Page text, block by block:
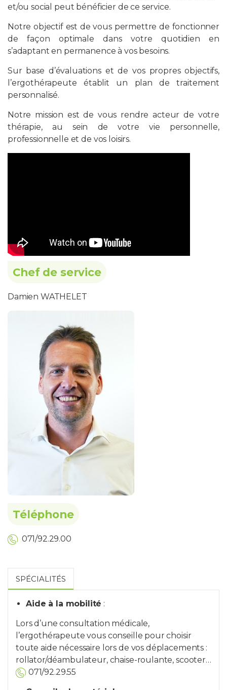
et/ou social peut bénéficier de ce service.
Notre objectif est de vous permettre de fonctionner
de façon optimale dans votre quotidien en
s’adaptant en permanence à vos besoins.
Sur base d’évaluations et de vos propres objectifs,
l’ergothérapeute établit un plan de traitement
personnalisé.
Notre mission est de vous rendre acteur de votre
thérapie, au sein de votre vie personnelle,
professionnelle et de vos loisirs.
Chef de service
Damien WATHELET
Téléphone
071/92.29.00
SPÉCIALITÉS
Aide à la mobilité :
Lors d’une consultation médicale,
l’ergothérapeute vous conseille pour choisir
toute aide nécessaire lors de vos déplacements :
rollator/déambulateur, chaise-roulante, scooter…
071/92.29.55